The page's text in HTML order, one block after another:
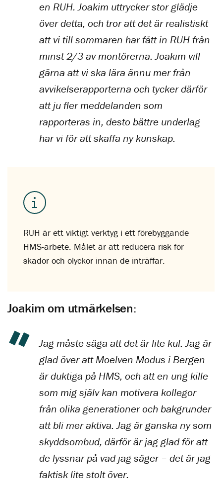
en RUH. Joakim uttrycker stor glädje
över detta, och tror att det är realistiskt
att vi till sommaren har fått in RUH från
minst 2/3 av montörerna. Joakim vill
gärna att vi ska lära ännu mer från
avvikelserapporterna och tycker därför
att ju fler meddelanden som
rapporteras in, desto bättre underlag
har vi för att skaffa ny kunskap.
RUH är ett viktigt verktyg i ett förebyggande
HMS-arbete. Målet är att reducera risk för
skador och olyckor innan de inträffar.
Joakim om utmärkelsen:
Jag måste säga att det är lite kul. Jag är
glad över att Moelven Modus i Bergen
är duktiga på HMS, och att en ung kille
som mig själv kan motivera kollegor
från olika generationer och bakgrunder
att bli mer aktiva. Jag är ganska ny som
skyddsombud, därför är jag glad för att
de lyssnar på vad jag säger – det är jag
faktisk lite stolt över.